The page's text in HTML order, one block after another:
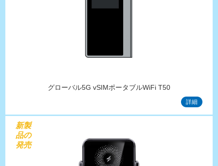
グローバル5G vSIMポータブルWiFi T50
詳細
新製
品の
発売